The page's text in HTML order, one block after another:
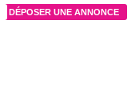
DÉPOSER UNE ANNONCE